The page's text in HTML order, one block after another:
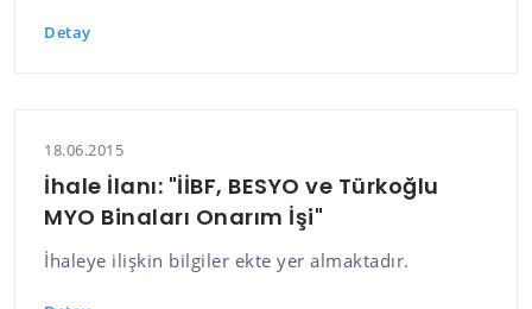
Detay
18.06.2015
İhale İlanı: "İİBF, BESYO ve Türkoğlu
MYO Binaları Onarım İşi"
İhaleye ilişkin bilgiler ekte yer almaktadır.